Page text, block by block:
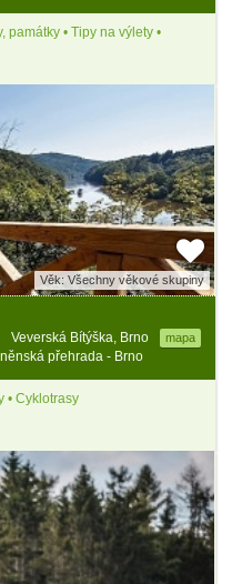
památky • Tipy na výlety •
Věk: Všechny věkové skupiny
Veverská Bítýška, Brno mapa
přehrada - Brno
• Cyklotrasy